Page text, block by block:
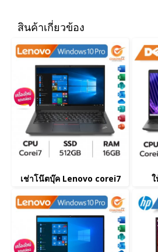
สินค้าเกี่ยวข้อง
เช่าโน๊ตบุ๊ค Lenovo corei7